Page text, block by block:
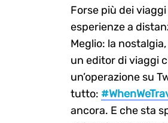
Forse più dei
esperienze a
Meglio: la
un editor di viaggi
un’operazione su
tutto:
ancora. E che sta